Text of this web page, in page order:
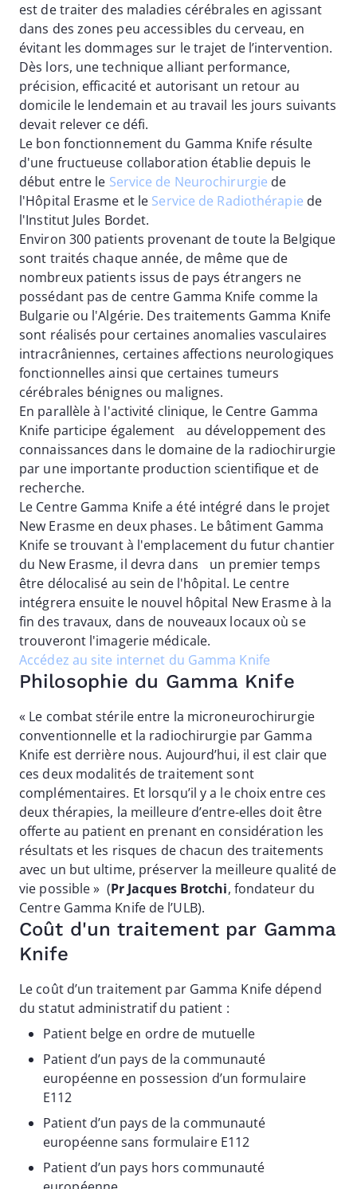
est de traiter des maladies cérébrales en agissant
dans des zones peu accessibles du cerveau, en
évitant les dommages sur le trajet de l’intervention.
Dès lors, une technique alliant performance,
précision, efficacité et autorisant un retour au
domicile le lendemain et au travail les jours suivants
devait relever ce défi.
Le bon fonctionnement du Gamma Knife résulte
d'une fructueuse collaboration établie depuis le
début entre le Service de Neurochirurgie de
l'Hôpital Erasme et le Service de Radiothérapie de
l'Institut Jules Bordet.
Environ 300 patients provenant de toute la Belgique
sont traités chaque année, de même que de
nombreux patients issus de pays étrangers ne
possédant pas de centre Gamma Knife comme la
Bulgarie ou l'Algérie. Des traitements Gamma Knife
sont réalisés pour certaines anomalies vasculaires
intracrâniennes, certaines affections neurologiques
fonctionnelles ainsi que certaines tumeurs
cérébrales bénignes ou malignes.
En parallèle à l'activité clinique, le Centre Gamma
Knife participe également au développement des
connaissances dans le domaine de la radiochirurgie
par une importante production scientifique et de
recherche.
Le Centre Gamma Knife a été intégré dans le projet
New Erasme en deux phases. Le bâtiment Gamma
Knife se trouvant à l'emplacement du futur chantier
du New Erasme, il devra dans un premier temps
être délocalisé au sein de l'hôpital. Le centre
intégrera ensuite le nouvel hôpital New Erasme à la
fin des travaux, dans de nouveaux locaux où se
trouveront l'imagerie médicale.
Accédez au site internet du Gamma Knife
Philosophie du Gamma Knife
« Le combat stérile entre la microneurochirurgie
conventionnelle et la radiochirurgie par Gamma
Knife est derrière nous. Aujourd’hui, il est clair que
ces deux modalités de traitement sont
complémentaires. Et lorsqu’il y a le choix entre ces
deux thérapies, la meilleure d’entre-elles doit être
offerte au patient en prenant en considération les
résultats et les risques de chacun des traitements
avec un but ultime, préserver la meilleure qualité de
vie possible » (Pr Jacques Brotchi, fondateur du
Centre Gamma Knife de l’ULB).
Coût d'un traitement par Gamma
Knife
Le coût d’un traitement par Gamma Knife dépend
du statut administratif du patient :
Patient belge en ordre de mutuelle
Patient d’un pays de la communauté
européenne en possession d’un formulaire
E112
Patient d’un pays de la communauté
européenne sans formulaire E112
Patient d’un pays hors communauté